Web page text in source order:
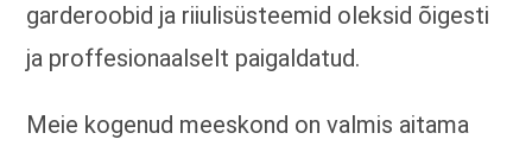
garderoobid ja riiulisüsteemid oleksid õigesti
ja proffesionaalselt paigaldatud.
Meie kogenud meeskond on valmis aitama